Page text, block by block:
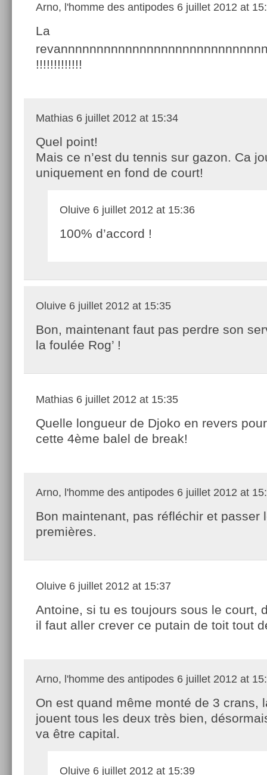
Arno, l'homme des antipodes 6 juillet 2012 at
La
!!!!!!!!!!!!!
Mathias 6 juillet 2012 at 15:34
Quel point!
Mais ce n’est du tennis sur gazon. Ca
uniquement en fond de court!
Oluive 6 juillet 2012 at 15:36
100% d’accord !
Oluive 6 juillet 2012 at 15:35
Bon, maintenant faut pas perdre son
la foulée Rog’ !
Mathias 6 juillet 2012 at 15:35
Quelle longueur de Djoko en revers
cette 4ème balel de break!
Arno, l'homme des antipodes 6 juillet 2012 at
Bon maintenant, pas réfléchir et passer
premières.
Oluive 6 juillet 2012 at 15:37
Antoine, si tu es toujours sous le court,
il faut aller crever ce putain de toit tout
Arno, l'homme des antipodes 6 juillet 2012 at
On est quand même monté de 3 crans,
jouent tous les deux très bien,
va être capital.
Oluive 6 juillet 2012 at 15:39